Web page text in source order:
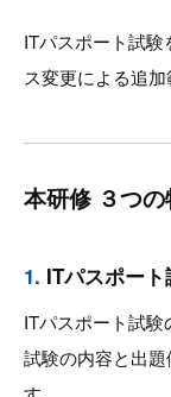
ITパスポート試
ス変更による追
本研修 ３つ
1. ITパスポー
ITパスポート試
試験の内容と出